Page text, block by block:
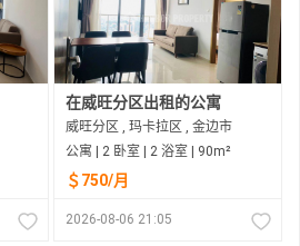
在威旺分区出租的公寓
威旺分区 , 玛卡拉区 , 金边市
公寓 | 2 卧室 | 2 浴室 | 90m²
＄750/月
2026-08-06 21:05